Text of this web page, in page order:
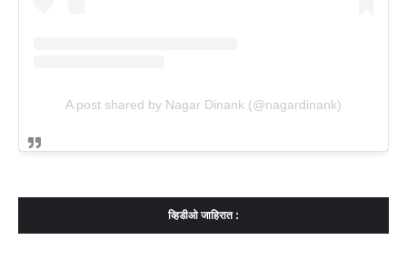
A post shared by Nagar Dinank (@nagardinank)
व्हिडीओ जाहिरात :